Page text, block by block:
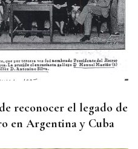
reconocer el legado de
en Argentina y Cuba